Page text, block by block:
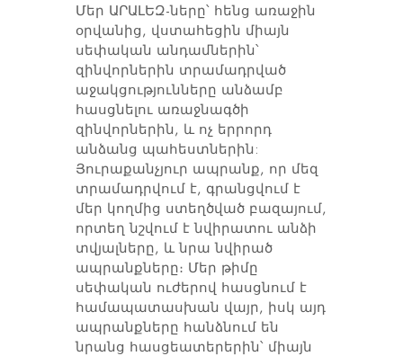
Մեր ԱՐԱԼԵԶ-ները՝ հենց առաջին
օրվանից, վստահեցին միայն
սեփական անդամներին՝
զինվորներին տրամադրված
աջակցությունները անձամբ
հասցնելու առաջնագծի
զինվորներին, և ոչ երրորդ
անձանց պահեստներին:
Յուրաքանչյուր ապրանք, որ մեզ
տրամադրվում է, գրանցվում է
մեր կողմից ստեղծված բազայում,
որտեղ նշվում է նվիրատու անձի
տվյալները, և նրա նվիրած
ապրանքները։ Մեր թիմը
սեփական ուժերով հասցնում է
համապատասխան վայր, իսկ այդ
ապրանքները հանձնում են
նրանց հասցեատերերին՝ միայն